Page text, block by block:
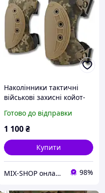
Наколінники тактичні
військові захисні койот-
Готово до відправки
1 100₴
Купити
MIX-SHOP онлайн магазин 98%